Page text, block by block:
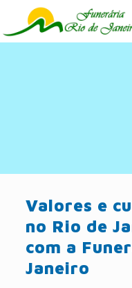
Valores e
no Rio de
com a
Janeiro